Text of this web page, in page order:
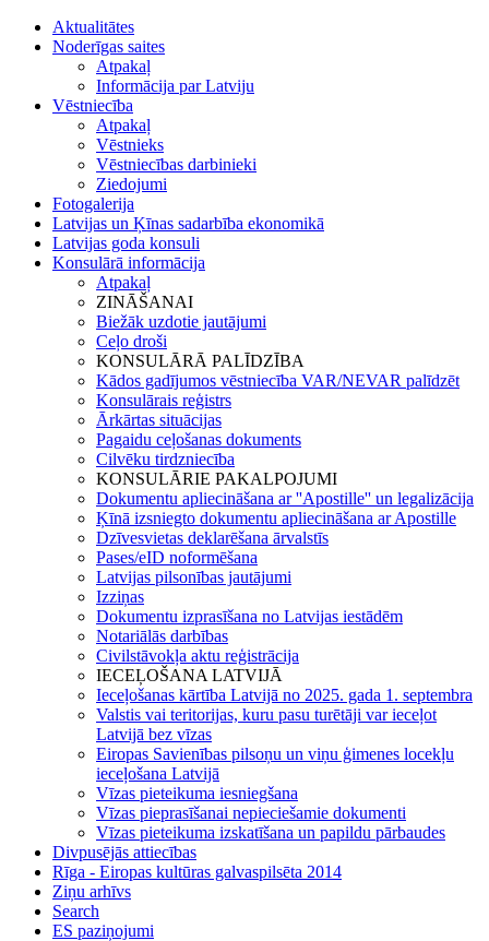
Aktualitātes
Noderīgas saites
Atpakaļ
Informācija par Latviju
Vēstniecība
Atpakaļ
Vēstnieks
Vēstniecības darbinieki
Ziedojumi
Fotogalerija
Latvijas un Ķīnas sadarbība ekonomikā
Latvijas goda konsuli
Konsulārā informācija
Atpakaļ
ZINĀŠANAI
Biežāk uzdotie jautājumi
Ceļo droši
KONSULĀRĀ PALĪDZĪBA
Kādos gadījumos vēstniecība VAR/NEVAR palīdzēt
Konsulārais reģistrs
Ārkārtas situācijas
Pagaidu ceļošanas dokuments
Cilvēku tirdzniecība
KONSULĀRIE PAKALPOJUMI
Dokumentu apliecināšana ar ''Apostille'' un legalizācija
Ķīnā izsniegto dokumentu apliecināšana ar Apostille
Dzīvesvietas deklarēšana ārvalstīs
Pases/eID noformēšana
Latvijas pilsonības jautājumi
Izziņas
Dokumentu izprasīšana no Latvijas iestādēm
Notariālās darbības
Civilstāvokļa aktu reģistrācija
IECEĻOŠANA LATVIJĀ
Ieceļošanas kārtība Latvijā no 2025. gada 1. septembra
Valstis vai teritorijas, kuru pasu turētāji var ieceļot
Latvijā bez vīzas
Eiropas Savienības pilsoņu un viņu ģimenes locekļu
ieceļošana Latvijā
Vīzas pieteikuma iesniegšana
Vīzas pieprasīšanai nepieciešamie dokumenti
Vīzas pieteikuma izskatīšana un papildu pārbaudes
Divpusējās attiecības
Rīga - Eiropas kultūras galvaspilsēta 2014
Ziņu arhīvs
Search
ES paziņojumi